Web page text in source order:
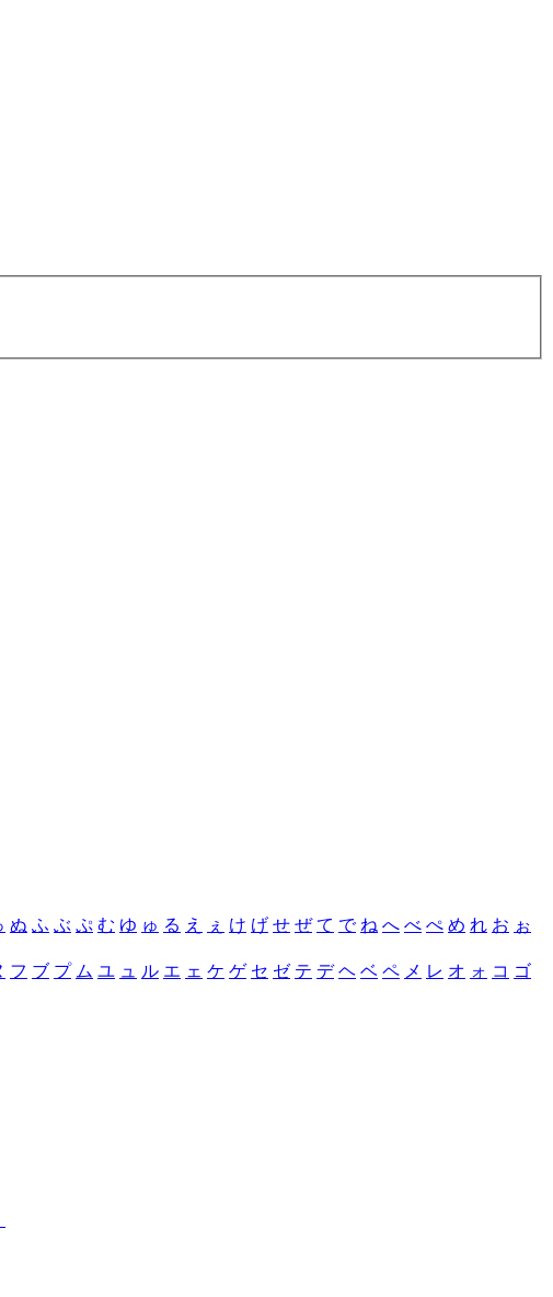
ぬ ふ ぶ ぷ む ゆ ゅ る え ぇ け げ せ ぜ て で ね へ べ ぺ め れ お ぉ
フ ブ プ ム ユ ュ ル エ ェ ケ ゲ セ ゼ テ デ ヘ ベ ペ メ レ オ ォ コ ゴ